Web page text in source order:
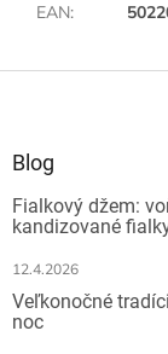
EAN:
Blog
Fialkový džem:
kandizované
12.4.2026
Veľkonočné
noc